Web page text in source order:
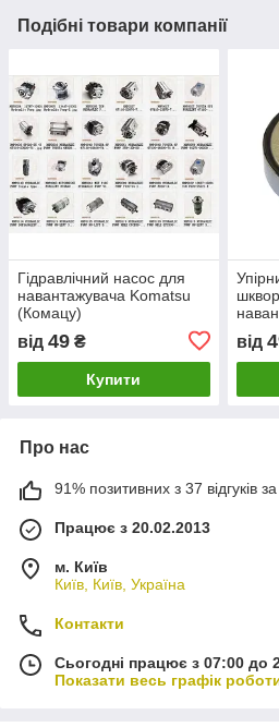
Подібні товари компанії
Гідравлічний насос для
навантажувача Komatsu
(Комацу)
від 49 ₴
Купити
від
Про нас
91% позитивних з 37 відгуків за
Працює з 20.02.2013
м. Київ
Київ, Київ, Україна
Контакти
Сьогодні працює з 07:00 до
Показати весь графік